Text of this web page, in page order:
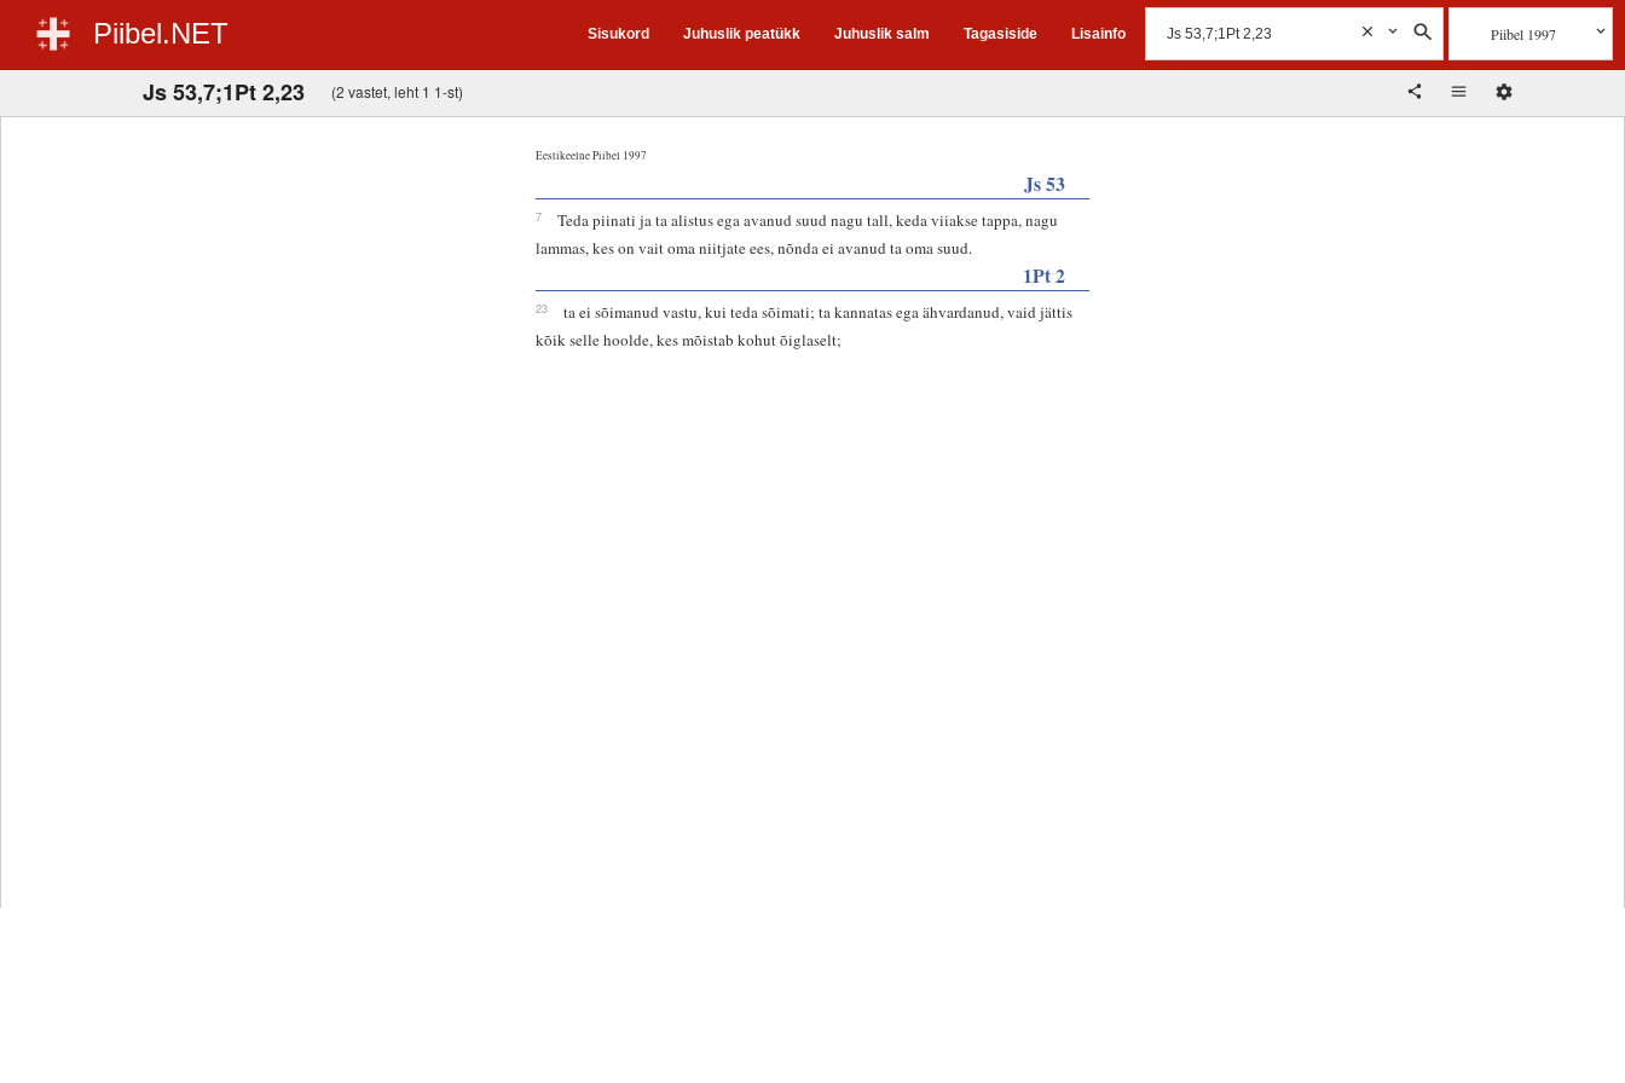
Piibel.NET Sisukord Juhuslik peatükk Juhuslik salm Tagasiside Lisainfo Piibel 1997
Js 53,7;1Pt 2,23 (2 vastet, leht 1 1-st)
Eestikeelne Piibel 1997
Js 53
7
Teda piinati ja ta alistus ega avanud suud nagu tall, keda viiakse tappa, nagu
lammas, kes on vait oma niitjate ees, nõnda ei avanud ta oma suud.
1Pt 2
23
ta ei sõimanud vastu, kui teda sõimati; ta kannatas ega ähvardanud, vaid jättis
kõik selle hoolde, kes mõistab kohut õiglaselt;